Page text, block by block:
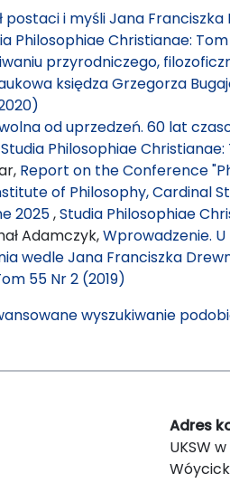
postaci i myśli Jana
Philosophiae Christianae:
przyrodniczego,
księdza Grzegorza
od uprzedzeń. 60 lat
Studia Philosophiae Christianae:
Report on the Conference
of Philosophy, Cardinal
2025,Studia Philosophiae
Adamczyk,Wprowadzenie.
wedle Jana Franciszka
55 Nr 2 (2019)
wyszukiwanie
Adres
UKSW